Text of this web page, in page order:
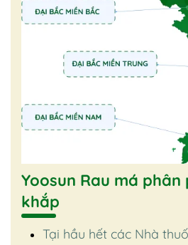
Yoosun Rau má
khắp
Tại hầu hết các Nhà